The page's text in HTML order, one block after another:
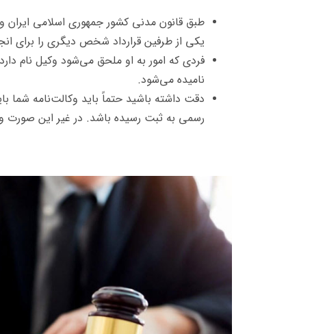
طبق قانون مدنی کشور جمهوری اسلامی ایران
یکی از طرفین قرارداد شخص دیگری را برای
فردی که امور به او ملحق می‌شود وکیل
نامیده می‌شود.
دقت داشته باشید حتماً باید وکالت‌نامه شما
رسمی به ثبت رسیده باشد. در غیر این